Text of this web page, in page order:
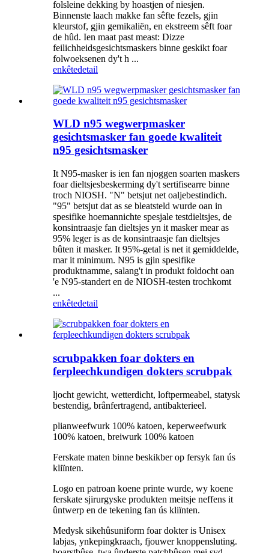
folsleine dekking by hoastjen of niesjen.
Binnenste laach makke fan sêfte fezels, gjin
kleurstof, gjin gemikaliën, en ekstreem sêft foar
de hûd. Ien maat past meast: Dizze
feilichheidsgesichtsmaskers binne geskikt foar
folwoeksenen dy't h ...
enkêtedetail
WLD n95 wegwerpmasker
gesichtsmasker fan goede kwaliteit
n95 gesichtsmasker
It N95-masker is ien fan njoggen soarten maskers
foar dieltsjesbeskerming dy't sertifisearre binne
troch NIOSH. "N" betsjut net oaljebestindich.
"95" betsjut dat as se bleatsteld wurde oan in
spesifike hoemannichte spesjale testdieltsjes, de
konsintraasje fan dieltsjes yn it masker mear as
95% leger is as de konsintraasje fan dieltsjes
bûten it masker. It 95%-getal is net it gemiddelde,
mar it minimum. N95 is gjin spesifike
produktnamme, salang't in produkt foldocht oan
'e N95-standert en de NIOSH-testen trochkomt
...
enkêtedetail
scrubpakken foar dokters en
ferpleechkundigen dokters scrubpak
ljocht gewicht, wetterdicht, loftpermeabel, statysk
bestendig, brânfertragend, antibakterieel.
plianweefwurk 100% katoen, keperweefwurk
100% katoen, breiwurk 100% katoen
Ferskate maten binne beskikber op fersyk fan ús
kliïnten.
Logo en patroan koene printe wurde, wy koene
ferskate sjirurgyske produkten meitsje neffens it
ûntwerp en de tekening fan ús kliïnten.
Medysk sikehûsuniform foar dokter is Unisex
labjas, ynkepingkraach, fjouwer knoppensluting.